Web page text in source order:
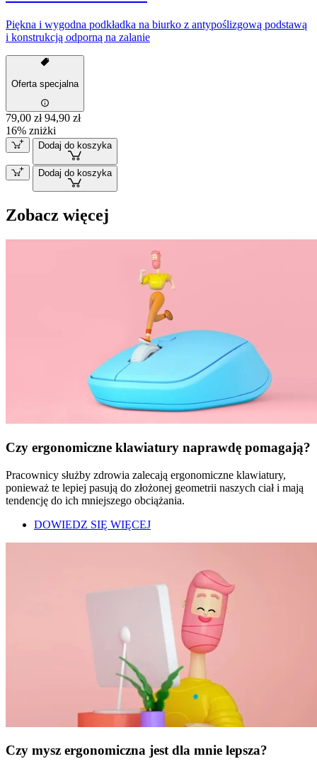
Piękna i wygodna podkładka na biurko z antypoślizgową podstawą
i konstrukcją odporną na zalanie
Oferta specjalna
79,00 zł 94,90 zł
16% zniżki
Dodaj do koszyka
Dodaj do koszyka
Zobacz więcej
Czy ergonomiczne klawiatury naprawdę pomagają?
Pracownicy służby zdrowia zalecają ergonomiczne klawiatury,
ponieważ te lepiej pasują do złożonej geometrii naszych ciał i mają
tendencję do ich mniejszego obciążania.
DOWIEDZ SIĘ WIĘCEJ
Czy mysz ergonomiczna jest dla mnie lepsza?